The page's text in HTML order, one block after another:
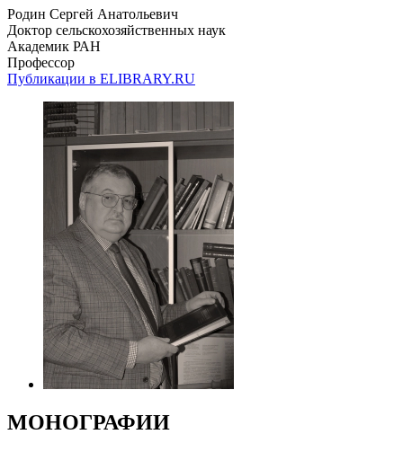
Родин Сергей Анатольевич
Доктор сельскохозяйственных наук
Академик РАН
Профессор
Публикации в ELIBRARY.RU
МОНОГРАФИИ